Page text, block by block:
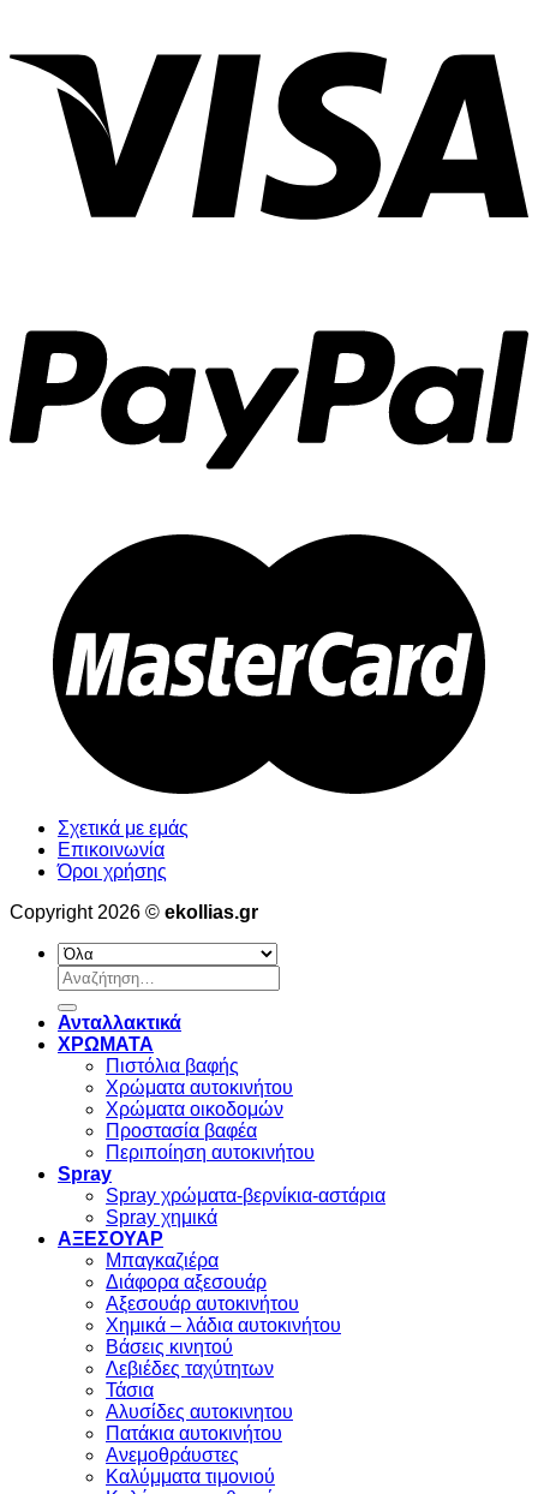
Σχετικά με εμάς
Επικοινωνία
Όροι χρήσης
Copyright 2026 © ekollias.gr
Αναζήτηση
για:
Ανταλλακτικά
ΧΡΩΜΑΤΑ
Πιστόλια βαφής
Χρώματα αυτοκινήτου
Χρώματα οικοδομών
Προστασία βαφέα
Περιποίηση αυτοκινήτου
Spray
Spray χρώματα-βερνίκια-αστάρια
Spray χημικά
ΑΞΕΣΟΥΑΡ
Μπαγκαζιέρα
Διάφορα αξεσουάρ
Αξεσουάρ αυτοκινήτου
Χημικά – λάδια αυτοκινήτου
Βάσεις κινητού
Λεβιέδες ταχύτητων
Τάσια
Αλυσίδες αυτοκινητου
Πατάκια αυτοκινήτου
Ανεμοθράυστες
Καλύμματα τιμονιού